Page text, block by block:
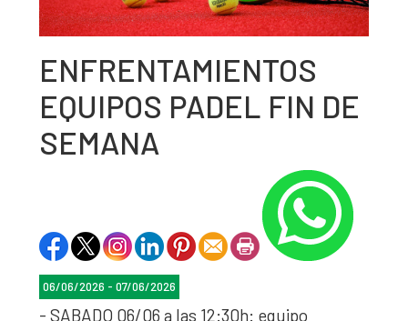
ENFRENTAMIENTOS
EQUIPOS PADEL FIN DE
SEMANA
06/06/2026 - 07/06/2026
- SABADO 06/06 a las 12:30h: equipo